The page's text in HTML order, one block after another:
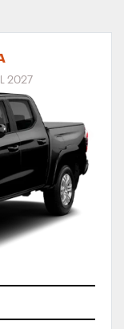
2027